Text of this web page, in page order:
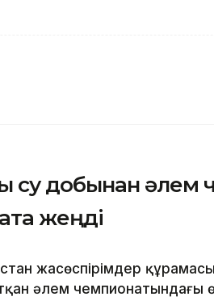
су добынан
жеңді
жасөспірімдер
әлем чемпионатындағы